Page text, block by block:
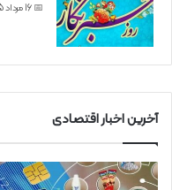
📅 16 مرداد 1405 🕙16:17
آخرین اخبار اقتصادی